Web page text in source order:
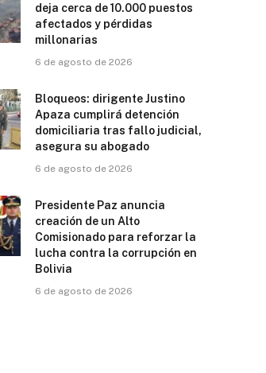
deja cerca de 10.000 puestos
afectados y pérdidas
millonarias
6 de agosto de 2026
Bloqueos: dirigente Justino
Apaza cumplirá detención
domiciliaria tras fallo judicial,
asegura su abogado
6 de agosto de 2026
Presidente Paz anuncia
creación de un Alto
Comisionado para reforzar la
lucha contra la corrupción en
Bolivia
6 de agosto de 2026